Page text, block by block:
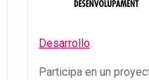
Desarrollo
Participa en un